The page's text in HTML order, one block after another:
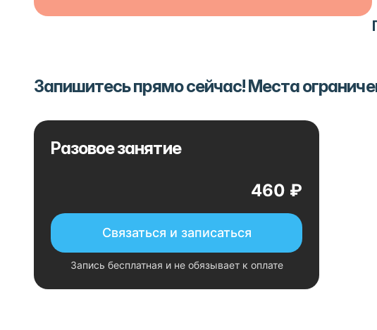
Запишитесь прямо сейчас! Места
Разовое занятие
460 ₽
Связаться и записаться
Запись бесплатная и не обязывает к оплате